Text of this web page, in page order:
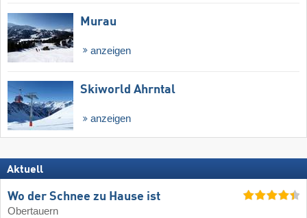
Murau
anzeigen
Skiworld Ahrntal
anzeigen
Aktuell
Wo der Schnee zu Hause ist
Obertauern